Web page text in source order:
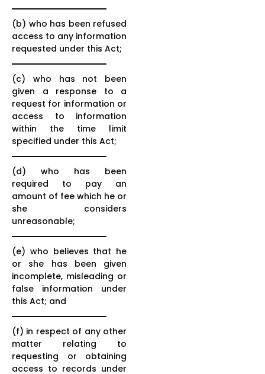
(b) who has been refused
access to any information
requested under this Act;
(c) who has not been
given a response to a
request for information or
access to information
within the time limit
specified under this Act;
(d) who has been
required to pay an
amount of fee which he or
she considers
unreasonable;
(e) who believes that he
or she has been given
incomplete, misleading or
false information under
this Act; and
(f) in respect of any other
matter relating to
requesting or obtaining
access to records under